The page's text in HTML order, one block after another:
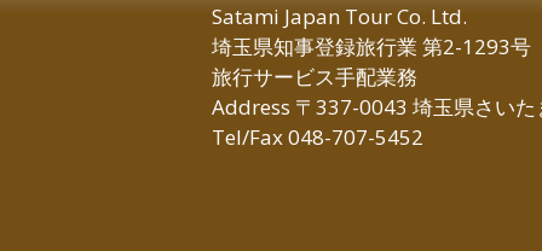
Satami Japan Tour Co. Ltd.
埼玉県知事登録旅行業 第2-1293号
旅行サービス手配業務
Address 〒337-0043 埼玉県さい
Tel/Fax 048-707-5452